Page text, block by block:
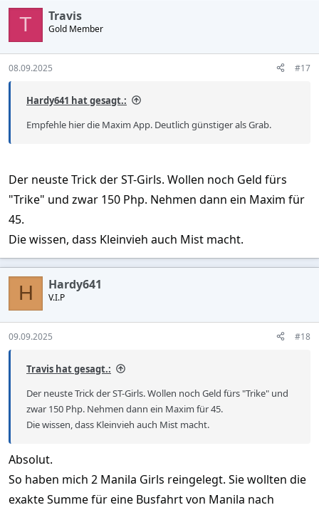
c
o
n
s
:
T Travis
Gold Member
08.09.2025 #17
Hardy641 hat gesagt.:
Empfehle hier die Maxim App. Deutlich günstiger als Grab.
Der neuste Trick der ST-Girls. Wollen noch Geld fürs
"Trike" und zwar 150 Php. Nehmen dann ein Maxim für
45.
Die wissen, dass Kleinvieh auch Mist macht.
H Hardy641
V.I.P
09.09.2025 #18
Travis hat gesagt.:
Der neuste Trick der ST-Girls. Wollen noch Geld fürs "Trike" und
zwar 150 Php. Nehmen dann ein Maxim für 45.
Die wissen, dass Kleinvieh auch Mist macht.
Absolut.
So haben mich 2 Manila Girls reingelegt. Sie wollten die
exakte Summe für eine Busfahrt von Manila nach